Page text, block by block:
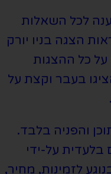
לכל השאלות
הצגה בניו יורק
על כל ההצגות
בעבר וקצת על
והפניה בלבד.
בלעדית על-ידי
לזמינות, מחיר,